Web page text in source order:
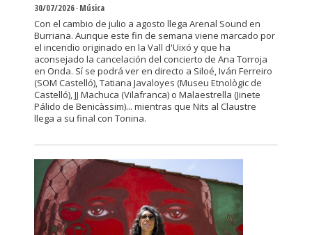
30/07/2026-Música
Con el cambio de julio a agosto llega Arenal Sound en
Burriana. Aunque este fin de semana viene marcado por
el incendio originado en la Vall d'Uixó y que ha
aconsejado la cancelación del concierto de Ana Torroja
en Onda. Sí se podrá ver en directo a Siloé, Iván Ferreiro
(SOM Castelló), Tatiana Javaloyes (Museu Etnològic de
Castelló), JJ Machuca (Vilafranca) o Malaestrella (Jinete
Pálido de Benicàssim)... mientras que Nits al Claustre
llega a su final con Tonina.